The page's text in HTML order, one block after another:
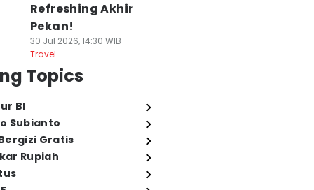
Refreshing Akhir
Pekan!
30 Jul 2026, 14:30 WIB
Travel
Topics
BI
Subianto
Gratis
Rupiah